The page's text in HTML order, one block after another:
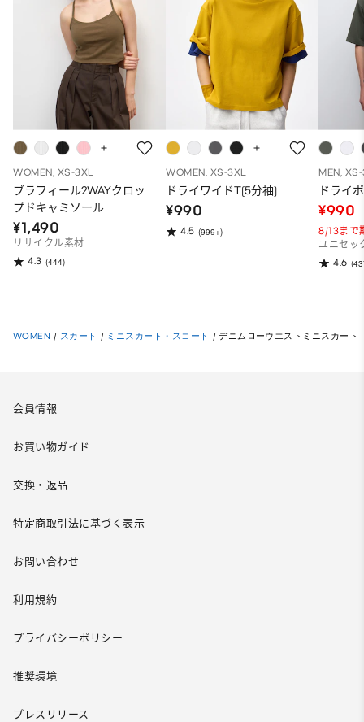
WOMEN, XS-3XL
ブラフィール2WAYクロッ
プドキャミソール
¥1,490
リサイクル素材
4.3 (444)
WOMEN, XS-3XL
ドライワイドT(5分袖)
¥990
4.5 (999+)
MEN,
ドライ
¥990
8/13まで
ユニセッ
4.6
WOMEN / スカート / ミニスカート・スコート / デニムローウエストミニスカート
会員情報
お買い物ガイド
交換・返品
特定商取引法に基づく表示
お問い合わせ
利用規約
プライバシーポリシー
推奨環境
プレスリリース